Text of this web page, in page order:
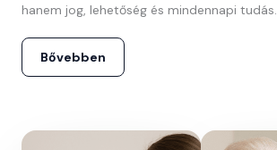
hanem jog, lehetőség és mindennapi tudás.
Bővebben